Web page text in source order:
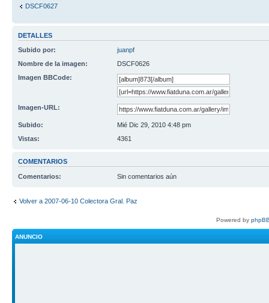
DSCF0627
DETALLES
Subido por:
juanpf
Nombre de la imagen:
DSCF0626
Imagen BBCode:
Imagen-URL:
Subido:
Mié Dic 29, 2010 4:48 pm
Vistas:
4361
COMENTARIOS
Comentarios: Sin comentarios aún
Volver a 2007-06-10 Colectora Gral. Paz
Powered by
ANUNCIO